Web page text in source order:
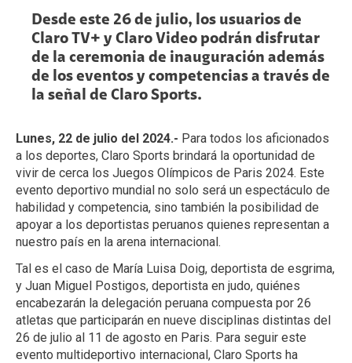
Desde este 26 de julio, los usuarios de
Claro TV+ y Claro Video podrán disfrutar
de la ceremonia de inauguración además
de los eventos y competencias a través de
la señal de Claro Sports.
Lunes, 22 de julio del 2024.- Para todos los aficionados
a los deportes, Claro Sports brindará la oportunidad de
vivir de cerca los Juegos Olímpicos de Paris 2024. Este
evento deportivo mundial no solo será un espectáculo de
habilidad y competencia, sino también la posibilidad de
apoyar a los deportistas peruanos quienes representan a
nuestro país en la arena internacional.
Tal es el caso de María Luisa Doig, deportista de esgrima,
y Juan Miguel Postigos, deportista en judo, quiénes
encabezarán la delegación peruana compuesta por 26
atletas que participarán en nueve disciplinas distintas del
26 de julio al 11 de agosto en Paris. Para seguir este
evento multideportivo internacional, Claro Sports ha